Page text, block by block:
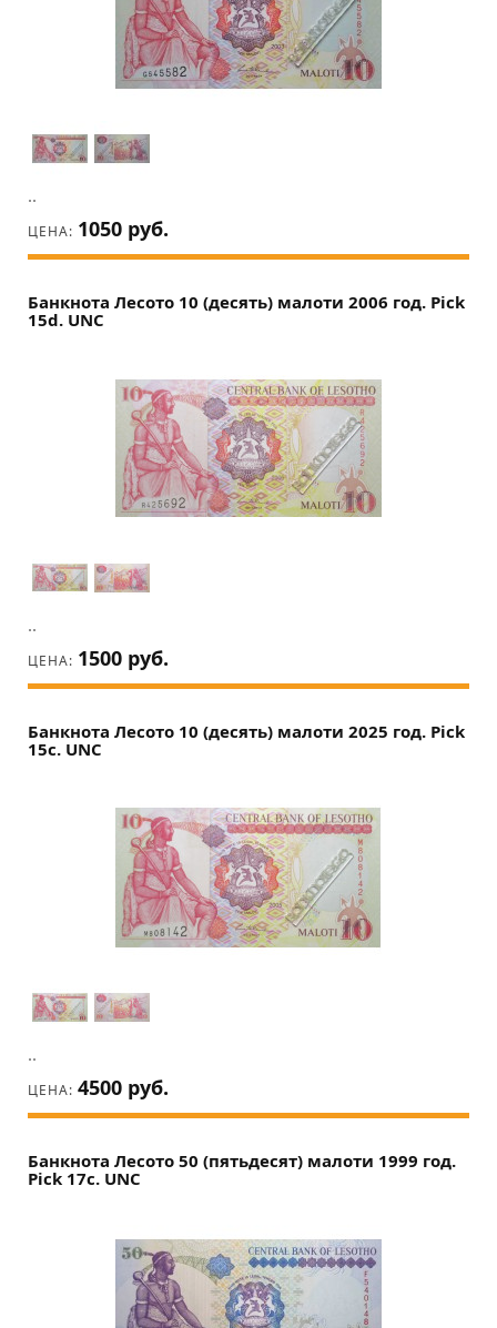
..
ЦЕНА: 1050 руб.
Банкнота Лесото 10 (десять) малоти 2006 год. Pick
15d. UNC
..
ЦЕНА: 1500 руб.
Банкнота Лесото 10 (десять) малоти 2025 год. Pick
15c. UNC
..
ЦЕНА: 4500 руб.
Банкнота Лесото 50 (пятьдесят) малоти 1999 год.
Pick 17c. UNC